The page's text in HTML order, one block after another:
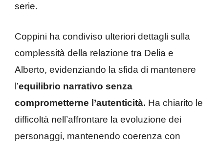
serie.
Coppini ha condiviso ulteriori dettagli sulla
complessità della relazione tra Delia e
Alberto, evidenziando la sfida di mantenere
l’equilibrio narrativo senza
comprometterne l’autenticità. Ha chiarito le
difficoltà nell’affrontare la evoluzione dei
personaggi, mantenendo coerenza con